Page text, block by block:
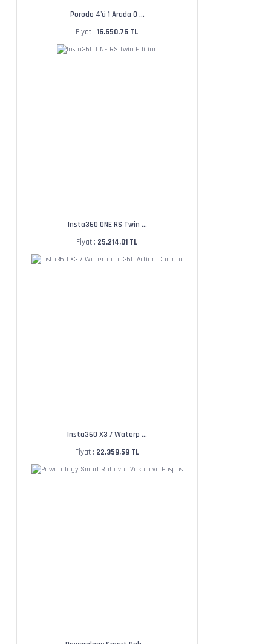
Porodo 4'ü 1 Arada O ...
Fiyat : 16.650,76 TL
Insta360 ONE RS Twin ...
Fiyat : 25.214,01 TL
Insta360 X3 / Waterp ...
Fiyat : 22.359,59 TL